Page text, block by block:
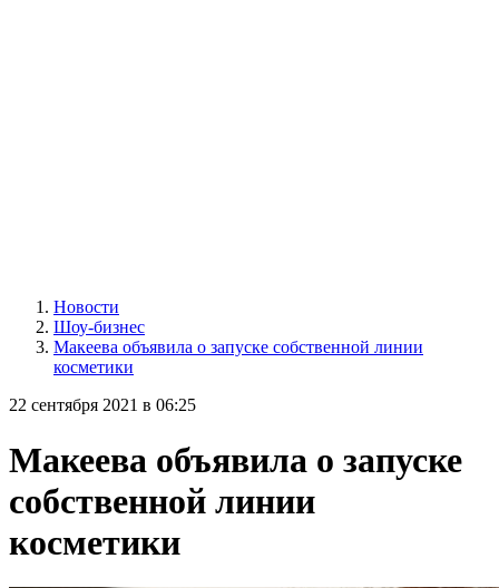
Новости
Шоу-бизнес
Макеева объявила о запуске собственной линии
косметики
22 сентября 2021 в 06:25
Макеева объявила о запуске
собственной линии
косметики